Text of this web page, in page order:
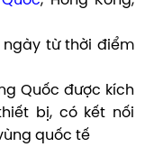
ngày từ thời điểm
Quốc được kích
bị, có kết nối
quốc tế